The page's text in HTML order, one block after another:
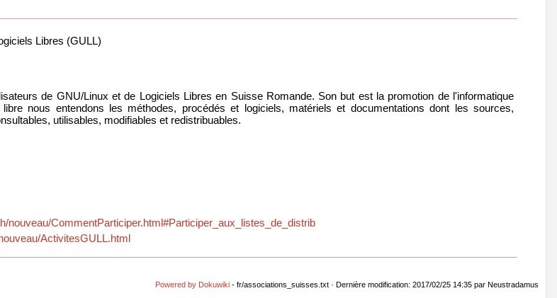
Libres (GULL)
de GNU/Linux et de Logiciels Libres en Suisse Romande. Son but est la promotion de l'informatique
nous entendons les méthodes, procédés et logiciels, matériels et documentations dont les sources,
utilisables, modifiables et redistribuables.
nouveau/CommentParticiper.html#Participer_aux_listes_de_distrib
ActivitesGULL.html
Powered by Dokuwiki - fr/associations_suisses.txt · Dernière modification: 2017/02/25 14:35 par Neustradamus